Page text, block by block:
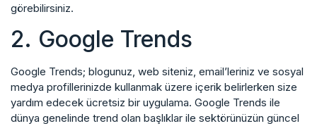
görebilirsiniz.
2. Google Trends
Google Trends; blogunuz, web siteniz, email’leriniz ve sosyal
medya profillerinizde kullanmak üzere içerik belirlerken size
yardım edecek ücretsiz bir uygulama. Google Trends ile
dünya genelinde trend olan başlıklar ile sektörünüzün güncel